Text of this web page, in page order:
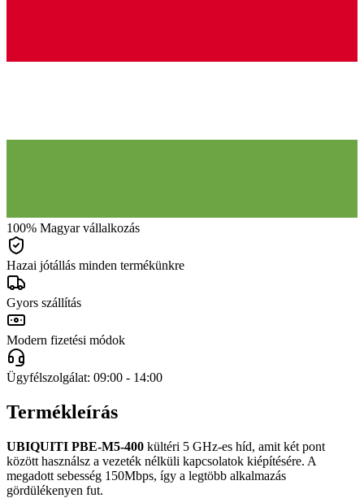
100% Magyar vállalkozás
Hazai jótállás minden termékünkre
Gyors szállítás
Modern fizetési módok
Ügyfélszolgálat: 09:00 - 14:00
Termékleírás
UBIQUITI PBE-M5-400 kültéri 5 GHz-es híd, amit két pont
között használsz a vezeték nélküli kapcsolatok kiépítésére. A
megadott sebesség 150Mbps, így a legtöbb alkalmazás
gördülékenyen fut.